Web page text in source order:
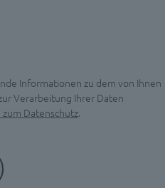
Informationen zu dem von Ihnen
Verarbeitung Ihrer Daten
Datenschutz.